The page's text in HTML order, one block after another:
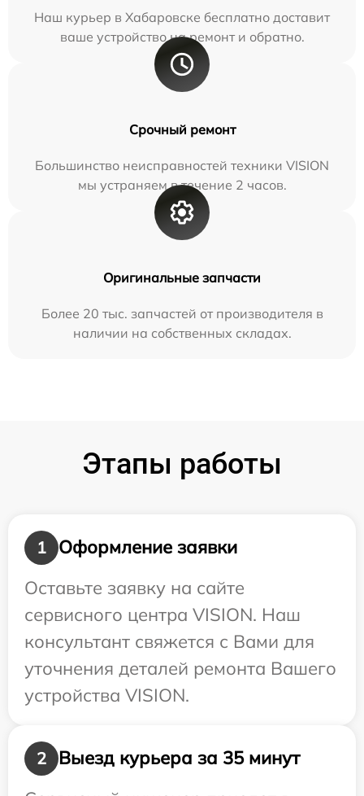
Наш курьер в Хабаровске бесплатно доставит
ваше устройство на ремонт и обратно.
Срочный ремонт
Большинство неисправностей техники VISION
мы устраняем в течение 2 часов.
Оригинальные запчасти
Более 20 тыс. запчастей от производителя в
наличии на собственных складах.
Этапы работы
1
Оформление заявки
Оставьте заявку на сайте
сервисного центра VISION. Наш
консультант свяжется с Вами для
уточнения деталей ремонта Вашего
устройства VISION.
2
Выезд курьера за 35 минут